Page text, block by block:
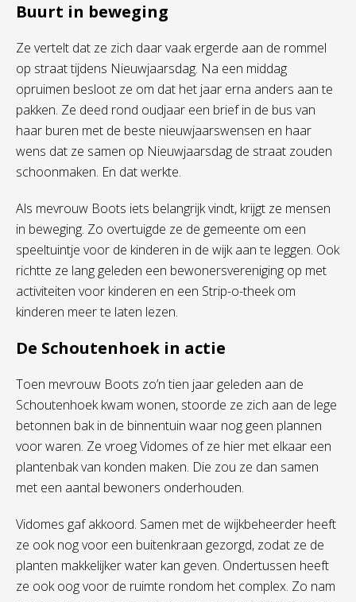
Buurt in beweging
Ze vertelt dat ze zich daar vaak ergerde aan de rommel
op straat tijdens Nieuwjaarsdag. Na een middag
opruimen besloot ze om dat het jaar erna anders aan te
pakken. Ze deed rond oudjaar een brief in de bus van
haar buren met de beste nieuwjaarswensen en haar
wens dat ze samen op Nieuwjaarsdag de straat zouden
schoonmaken. En dat werkte.
Als mevrouw Boots iets belangrijk vindt, krijgt ze mensen
in beweging. Zo overtuigde ze de gemeente om een
speeltuintje voor de kinderen in de wijk aan te leggen. Ook
richtte ze lang geleden een bewonersvereniging op met
activiteiten voor kinderen en een Strip-o-theek om
kinderen meer te laten lezen.
De Schoutenhoek in actie
Toen mevrouw Boots zo’n tien jaar geleden aan de
Schoutenhoek kwam wonen, stoorde ze zich aan de lege
betonnen bak in de binnentuin waar nog geen plannen
voor waren. Ze vroeg Vidomes of ze hier met elkaar een
plantenbak van konden maken. Die zou ze dan samen
met een aantal bewoners onderhouden.
Vidomes gaf akkoord. Samen met de wijkbeheerder heeft
ze ook nog voor een buitenkraan gezorgd, zodat ze de
planten makkelijker water kan geven. Ondertussen heeft
ze ook oog voor de ruimte rondom het complex. Zo nam